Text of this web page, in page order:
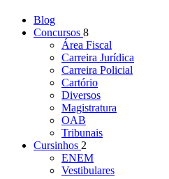
Blog
Concursos 8
Área Fiscal
Carreira Jurídica
Carreira Policial
Cartório
Diversos
Magistratura
OAB
Tribunais
Cursinhos 2
ENEM
Vestibulares